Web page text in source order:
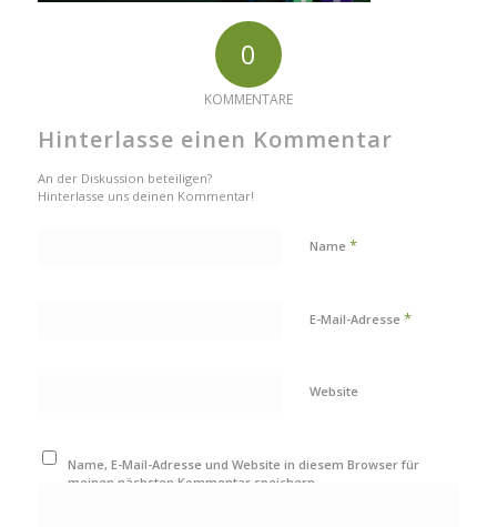
0
KOMMENTARE
Hinterlasse einen Kommentar
An der Diskussion beteiligen?
Hinterlasse uns deinen Kommentar!
Name *
E-Mail-Adresse *
Website
Name, E-Mail-Adresse und Website in diesem Browser für
meinen nächsten Kommentar speichern.